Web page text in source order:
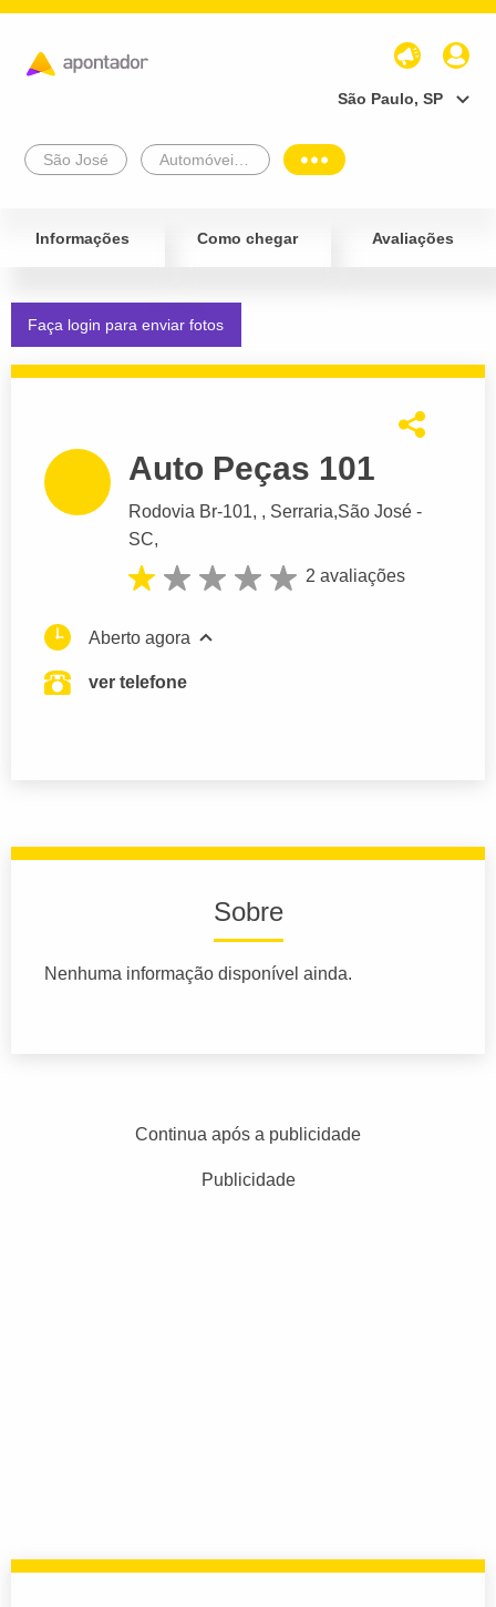
São Paulo, SP
São José
Informações Como chegar Avaliações
Faça login para enviar fotos
Auto Peças 101
Rodovia Br-101, , Serraria,São José -
SC,
2 avaliações
Aberto agora
ver telefone
Sobre
Nenhuma informação disponível ainda.
Continua após a publicidade
Publicidade